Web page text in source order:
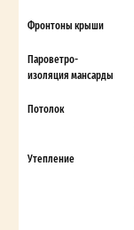
Фронтоны крыши
Пароветро-
изоляция мансарды
Потолок
Утепление